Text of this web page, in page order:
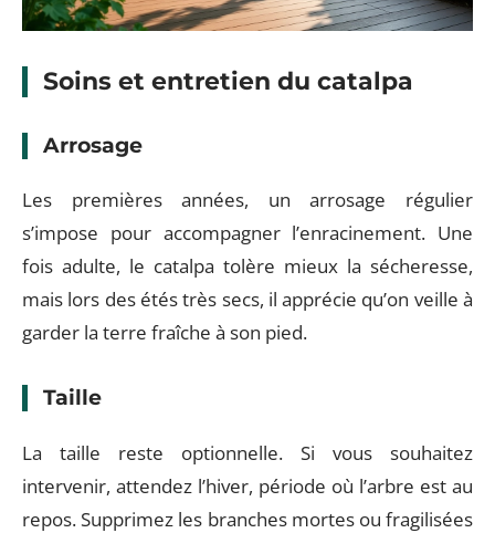
Soins et entretien du catalpa
Arrosage
Les premières années, un arrosage régulier
s’impose pour accompagner l’enracinement. Une
fois adulte, le catalpa tolère mieux la sécheresse,
mais lors des étés très secs, il apprécie qu’on veille à
garder la terre fraîche à son pied.
Taille
La taille reste optionnelle. Si vous souhaitez
intervenir, attendez l’hiver, période où l’arbre est au
repos. Supprimez les branches mortes ou fragilisées